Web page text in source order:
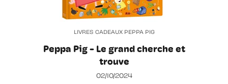
LIVRES CADEAUX PEPPA PIG
Peppa Pig - Le grand cherche et
trouve
02/10/2024